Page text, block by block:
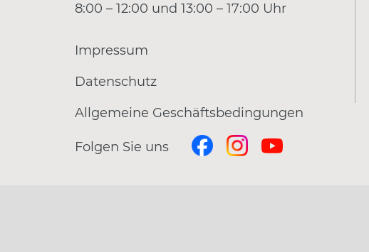
8:00 – 12:00 und 13:00 – 17:00 Uhr
Impressum
Datenschutz
Allgemeine Geschäftsbedingungen
Folgen Sie uns